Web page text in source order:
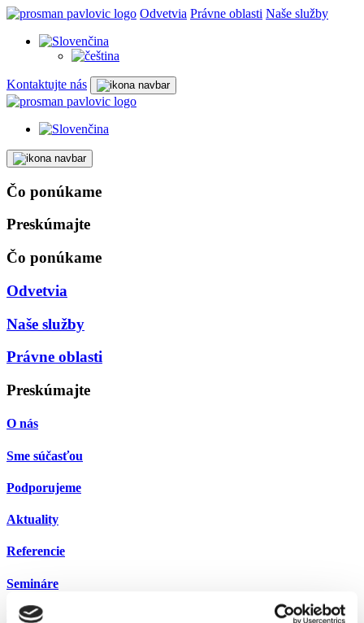
Odvetvia Právne oblasti Naše služby
Kontaktujte nás
Čo ponúkame
Preskúmajte
Čo ponúkame
Odvetvia
Naše služby
Právne oblasti
Preskúmajte
O nás
Sme súčasťou
Podporujeme
Aktuality
Referencie
Semináre
Kariéra